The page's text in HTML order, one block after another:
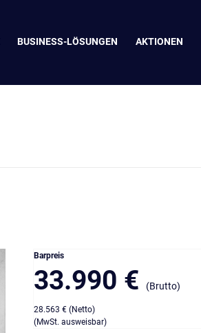
BUSINESS-LÖSUNGEN AKTIONEN
Barpreis
33.990 € (Brutto)
28.563 € (Netto)
(MwSt. ausweisbar)